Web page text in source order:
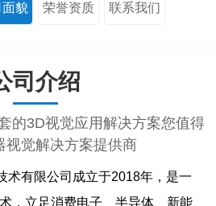
貌 荣誉资质 联系我们
司介绍
的3D视觉应用解决方案您值得
视觉解决方案提供商
术有限公司成立于2018年，是一
，立足消费电子、半导体、新能